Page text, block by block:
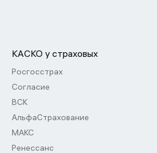
КАСКО у страховых
Росгосстрах
Согласие
ВСК
АльфаСтрахование
МАКС
Ренессанс